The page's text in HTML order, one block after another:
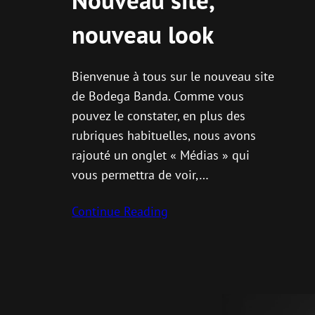
nouveau look
Bienvenue à tous sur le nouveau site
de Bodega Banda. Comme vous
pouvez le constater, en plus des
rubriques habituelles, nous avons
rajouté un onglet « Médias » qui
vous permettra de voir,…
Continue Reading